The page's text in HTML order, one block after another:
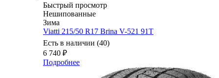
Быстрый просмотр
Нешипованные
Зима
Viatti 215/50 R17 Brina V-521 91T
Есть в наличии (40)
6 740 ₽
Подробнее